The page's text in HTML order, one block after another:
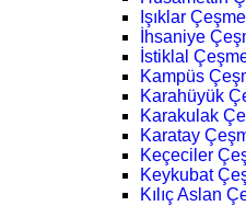
Işıklar
İhsaniye
İstiklal
Kampüs
Karahüyük
Karakulak
Karatay
Keçeciler
Keykubat
Kılıç Aslan